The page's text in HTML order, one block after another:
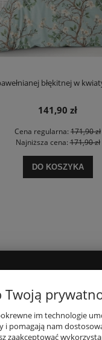
błękitnej w
141,90 zł
Cena regularna: 171,90 zł
Najniższa cena:171,90 zł
DO KOSZYKA
INFORMACJE
Twoją
im technologie
i pomagają nam
zaakceptować